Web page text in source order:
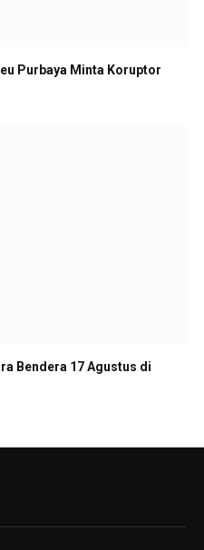
Purbaya Minta Koruptor
Bendera 17 Agustus di